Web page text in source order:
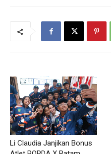
Li Claudia Janjikan Bonus